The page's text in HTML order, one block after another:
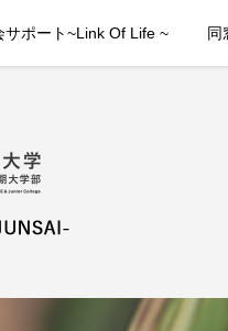
サポート~Link Of Life ~ 同